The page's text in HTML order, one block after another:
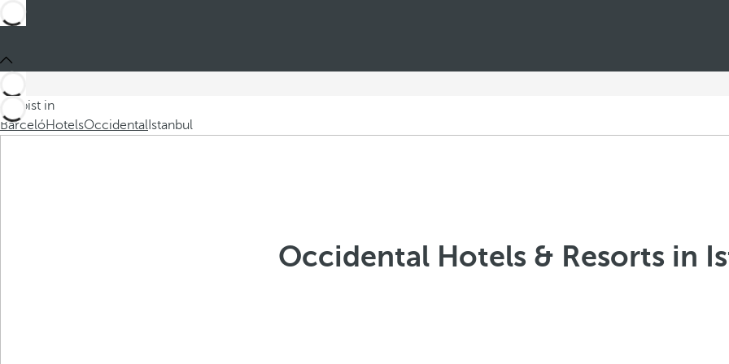
Du bist in
BarcelóHotelsOccidental Istanbul
Occidental Hotels & Resorts in